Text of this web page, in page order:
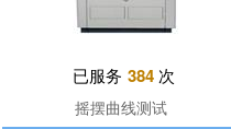
已服务 384次
摇摆曲线测试